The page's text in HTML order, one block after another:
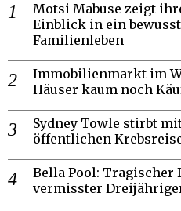
Motsi Mabuse zeigt
Einblick in ein
Familienleben
Immobilienmarkt im
Häuser kaum noch
Sydney Towle stirbt
öffentlichen
Bella Pool: Tragischer
vermisster